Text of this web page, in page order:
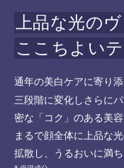
上品な光の
ここちよい
通年の美白ケアに寄り
三段階に変化しさらに
密な「コク」のある美
まるで顔全体に上品な
拡散し、うるおいに満